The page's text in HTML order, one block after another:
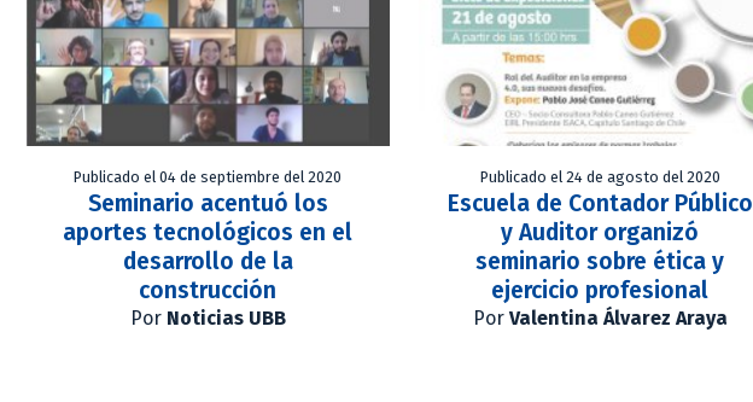
Publicado el 04 de septiembre del 2020
Seminario acentuó los
aportes tecnológicos en el
desarrollo de la
construcción
Por Noticias UBB
Publicado el 24 de agosto del 2020
Escuela de Contador Público
y Auditor organizó
seminario sobre ética y
ejercicio profesional
Por Valentina Álvarez Araya